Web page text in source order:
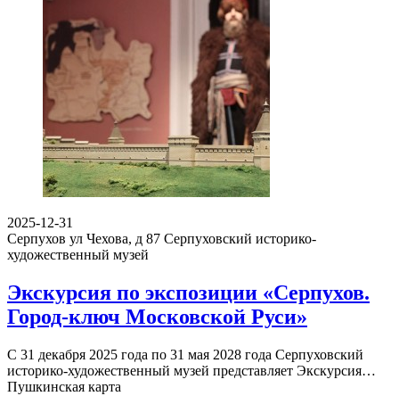
2025-12-31
Серпухов ул Чехова, д 87 Серпуховский историко-
художественный музей
Экскурсия по экспозиции «Серпухов.
Город-ключ Московской Руси»
С 31 декабря 2025 года по 31 мая 2028 года Серпуховский
историко-художественный музей представляет Экскурсия…
Пушкинская карта